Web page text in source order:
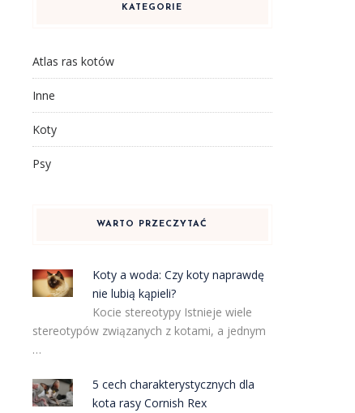
KATEGORIE
Atlas ras kotów
Inne
Koty
Psy
WARTO PRZECZYTAĆ
Koty a woda: Czy koty naprawdę
nie lubią kąpieli?
Kocie stereotypy Istnieje wiele
stereotypów związanych z kotami, a jednym
…
5 cech charakterystycznych dla
kota rasy Cornish Rex